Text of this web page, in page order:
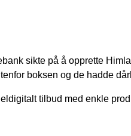
sikte på å opprette
boksen og de hadde
tilbud med enkle